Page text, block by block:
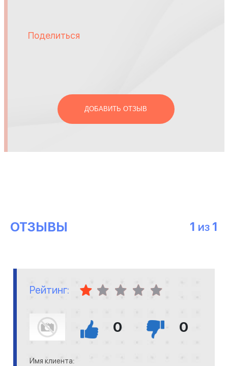
Поделиться
ДОБАВИТЬ ОТЗЫВ
ОТЗЫВЫ 1 ИЗ 1
Рейтинг:
0 0
Имя клиента: